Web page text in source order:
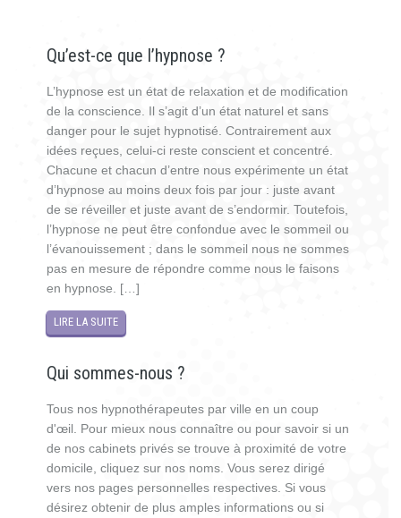
Qu’est-ce que l’hypnose ?
L’hypnose est un état de relaxation et de modification
de la conscience. Il s’agit d’un état naturel et sans
danger pour le sujet hypnotisé. Contrairement aux
idées reçues, celui-ci reste conscient et concentré.
Chacune et chacun d’entre nous expérimente un état
d’hypnose au moins deux fois par jour : juste avant
de se réveiller et juste avant de s’endormir. Toutefois,
l’hypnose ne peut être confondue avec le sommeil ou
l’évanouissement ; dans le sommeil nous ne sommes
pas en mesure de répondre comme nous le faisons
en hypnose. […]
LIRE LA SUITE
Qui sommes-nous ?
Tous nos hypnothérapeutes par ville en un coup
d'œil. Pour mieux nous connaître ou pour savoir si un
de nos cabinets privés se trouve à proximité de votre
domicile, cliquez sur nos noms. Vous serez dirigé
vers nos pages personnelles respectives. Si vous
désirez obtenir de plus amples informations ou si